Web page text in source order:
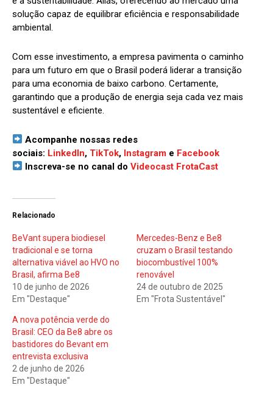
solução capaz de equilibrar eficiência e responsabilidade
ambiental.
Com esse investimento, a empresa pavimenta o caminho
para um futuro em que o Brasil poderá liderar a transição
para uma economia de baixo carbono. Certamente,
garantindo que a produção de energia seja cada vez mais
sustentável e eficiente.
Acompanhe nossas redes
sociais: LinkedIn, TikTok, Instagram e Facebook
Inscreva-se no canal doVideocast FrotaCast
Relacionado
BeVant supera biodiesel
tradicional e se torna
alternativa viável ao HVO no
Brasil, afirma Be8
10 de junho de 2026
Em "Destaque"
Mercedes-Benz e Be8
cruzam o Brasil testando
biocombustível 100%
renovável
24 de outubro de 2025
Em "Frota Sustentável"
A nova potência verde do
Brasil: CEO da Be8 abre os
bastidores do Bevant em
entrevista exclusiva
2 de junho de 2026
Em "Destaque"